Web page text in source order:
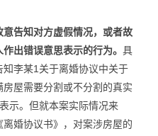
告知对方虚假情况，或者故
出错误意思表示的行为。 具
李某1关于离婚协议中关于
屋需要分割或不分割的真实
示。但就本案实际情况来
婚协议书》，对案涉房屋的